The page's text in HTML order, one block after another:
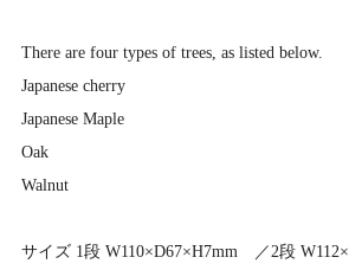
There are four types of trees, as listed below.
Japanese cherry
Japanese Maple
Oak
Walnut
サイズ 1段 W110×D67×H7mm ／2段